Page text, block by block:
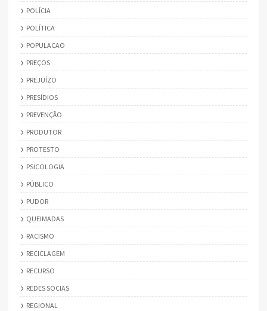
POLÍCIA
POLÍTICA
POPULACAO
PREÇOS
PREJUÍZO
PRESÍDIOS
PREVENÇÃO
PRODUTOR
PROTESTO
PSICOLOGIA
PÚBLICO
PUDOR
QUEIMADAS
RACISMO
RECICLAGEM
RECURSO
REDES SOCIAS
REGIONAL